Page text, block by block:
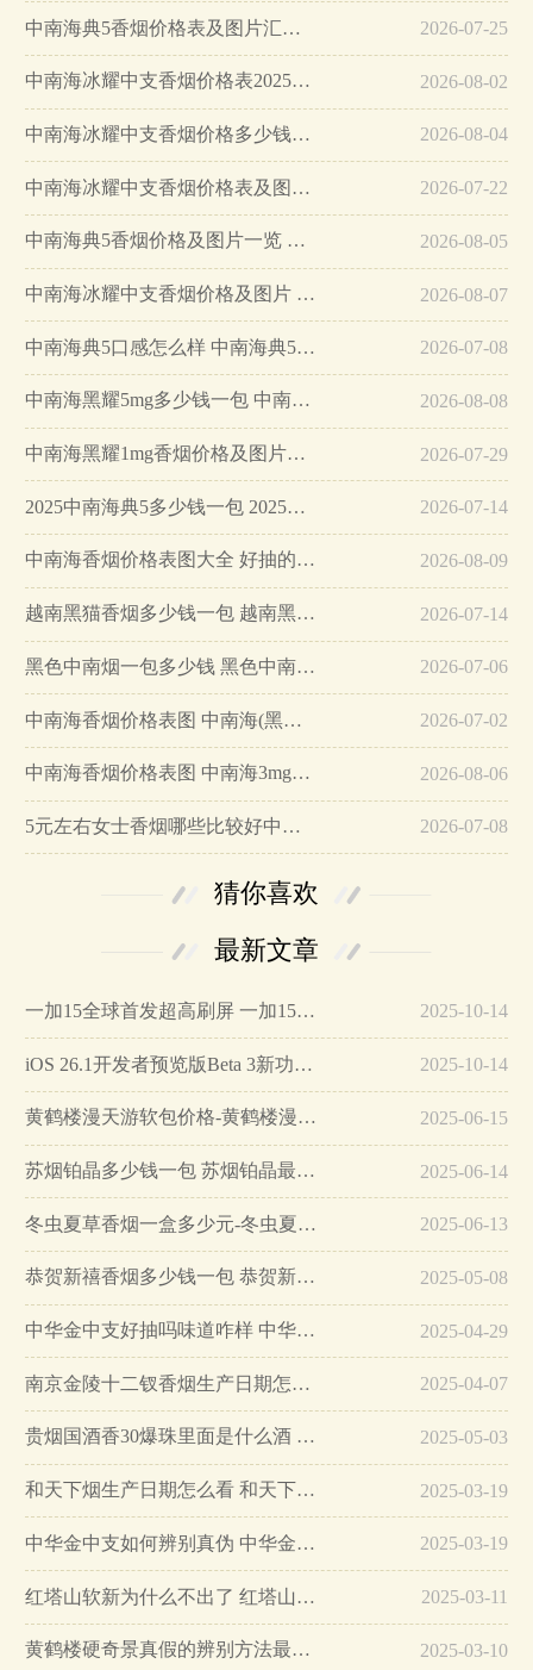
中南海典5香烟价格表及图片汇总… 2026-07-25
中南海冰耀中支香烟价格表2025价格表… 2026-08-02
中南海冰耀中支香烟价格多少钱一包… 2026-08-04
中南海冰耀中支香烟价格表及图片… 2026-07-22
中南海典5香烟价格及图片一览 中南海典5香烟价格表大全… 2026-08-05
中南海冰耀中支香烟价格及图片 中南海冰耀中支烟价格一览… 2026-08-07
中南海典5口感怎么样 中南海典5香烟多少钱一包… 2026-07-08
中南海黑耀5mg多少钱一包 中南海黑耀5mg价格详情一览… 2026-08-08
中南海黑耀1mg香烟价格及图片一览2025… 2026-07-29
2025中南海典5多少钱一包 2025中南海典5价格表… 2026-07-14
中南海香烟价格表图大全 好抽的5款中南海香烟推荐… 2026-08-09
越南黑猫香烟多少钱一包 越南黑猫牌香烟价格5元/包… 2026-07-14
黑色中南烟一包多少钱 黑色中南海香烟价格表… 2026-07-06
中南海香烟价格表图 中南海(黑耀5mg)多少钱一包… 2026-07-02
中南海香烟价格表图 中南海3mg多少钱… 2026-08-06
5元左右女士香烟哪些比较好中南海国内第一… 2026-07-08
猜你喜欢
最新文章
一加15全球首发超高刷屏 一加15参数详细配置… 2025-10-14
iOS 26.1开发者预览版Beta 3新功能详解… 2025-10-14
黄鹤楼漫天游软包价格-黄鹤楼漫天游软包多少钱一盒… 2025-06-15
苏烟铂晶多少钱一包 苏烟铂晶最新价格… 2025-06-14
冬虫夏草香烟一盒多少元-冬虫夏草香烟一盒多少元2025最新价格… 2025-06-13
恭贺新禧香烟多少钱一包 恭贺新禧香烟价格表和图片… 2025-05-08
中华金中支好抽吗味道咋样 中华金中支口感特点介绍… 2025-04-29
南京金陵十二钗香烟生产日期怎么看 南京金陵十二钗香烟保质期… 2025-04-07
贵烟国酒香30爆珠里面是什么酒 贵烟国酒香30怎么辨别真假… 2025-05-03
和天下烟生产日期怎么看 和天下烟真假辨别方法六个方面… 2025-03-19
中华金中支如何辨别真伪 中华金中支真假烟鉴别方法… 2025-03-19
红塔山软新为什么不出了 红塔山软新烟停售原因详解… 2025-03-11
黄鹤楼硬奇景真假的辨别方法最简单版… 2025-03-10